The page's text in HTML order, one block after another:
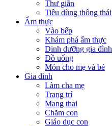
Thư giãn
Tiêu dùng thông thái
Ẩm thực
Vào bếp
Khám phá ẩm thực
Dinh dưỡng gia đình
Đồ uống
Món cho mẹ và bé
Gia đình
Làm cha mẹ
Trang trí
Mang thai
Chăm con
Giáo dục con